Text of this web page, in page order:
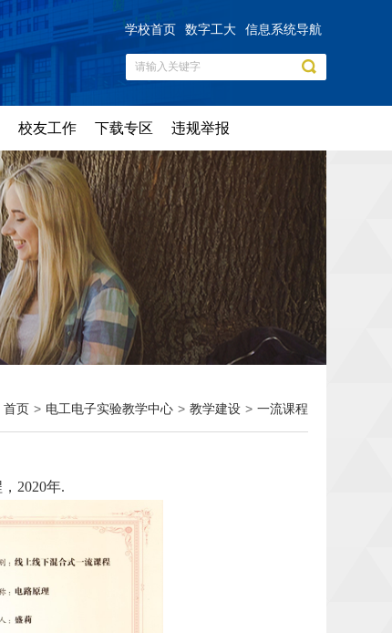
学校首页 数字工大 信息系统导航
校友工作 下载专区 违规举报
首页 > 电工电子实验教学中心 > 教学建设 > 一流课程
2020年.